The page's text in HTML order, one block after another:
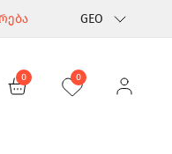
GEO
Rus
0 0